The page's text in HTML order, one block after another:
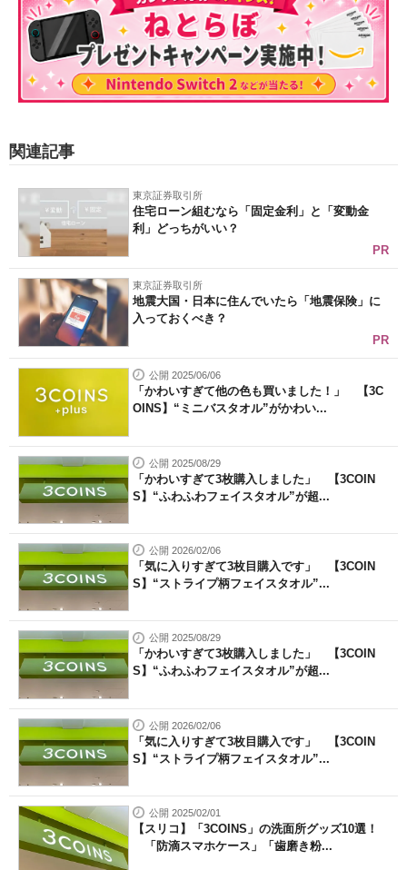
関連記事
東京証券取引所
住宅ローン組むなら「固定金利」と「変動金
利」どっちがいい？
PR
東京証券取引所
地震大国・日本に住んでいたら「地震保険」に
入っておくべき？
PR
公開 2025/06/06
「かわいすぎて他の色も買いました！」 【3C
OINS】“ミニバスタオル”がかわい...
公開 2025/08/29
「かわいすぎて3枚購入しました」 【3COIN
S】“ふわふわフェイスタオル”が超...
公開 2026/02/06
「気に入りすぎて3枚目購入です」 【3COIN
S】“ストライプ柄フェイスタオル”...
公開 2025/08/29
「かわいすぎて3枚購入しました」 【3COIN
S】“ふわふわフェイスタオル”が超...
公開 2026/02/06
「気に入りすぎて3枚目購入です」 【3COIN
S】“ストライプ柄フェイスタオル”...
公開 2025/02/01
【スリコ】「3COINS」の洗面所グッズ10選！
「防滴スマホケース」「歯磨き粉...